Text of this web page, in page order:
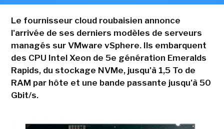
Le fournisseur cloud roubaisien annonce
l'arrivée de ses derniers modèles de serveurs
managés sur VMware vSphere. Ils embarquent
des CPU Intel Xeon de 5e génération Emeralds
Rapids, du stockage NVMe, jusqu'à 1,5 To de
RAM par hôte et une bande passante jusqu'à 50
Gbit/s.